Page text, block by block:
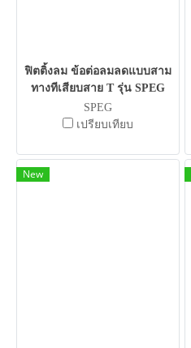
ฟิตติ้งลม ข้อต่อลมลดแบบสาม
ทางทีเสียบสาย T รุ่น SPEG
SPEG
เปรียบเทียบ
New